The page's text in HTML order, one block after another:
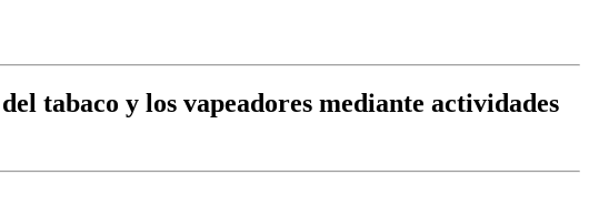
tabaco y los vapeadores mediante actividades